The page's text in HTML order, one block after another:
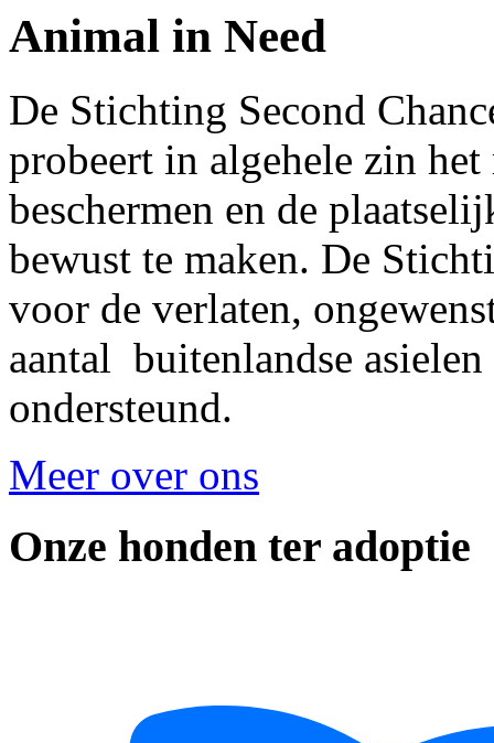
Animal in Need
De Stichting Second
probeert in algehele zin
beschermen en de
bewust te maken. De
voor de verlaten,
aantal buitenlandse
ondersteund.
Meer over ons
Onze honden ter adoptie